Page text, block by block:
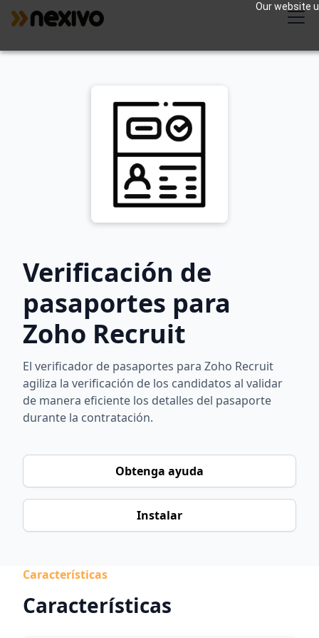
Our website
Verificación de
pasaportes para
Zoho Recruit
El verificador de pasaportes para Zoho Recruit
agiliza la verificación de los candidatos al validar
de manera eficiente los detalles del pasaporte
durante la contratación.
Obtenga ayuda
Instalar
Características
Características